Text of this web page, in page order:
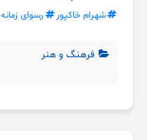
شهرام خاکپور رسوای زمانه
فرهنگ و هنر